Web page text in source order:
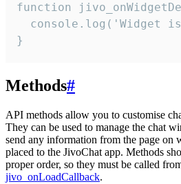
function
console.log('Widget
}
Methods#
API methods allow you to customise
They can be used to manage the chat
send any information from the page on
placed to the JivoChat app. Methods
proper order, so they must be called
jivo_onLoadCallback.